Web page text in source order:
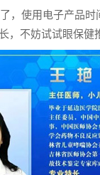
，使用电子产品时
，不妨试试眼保健